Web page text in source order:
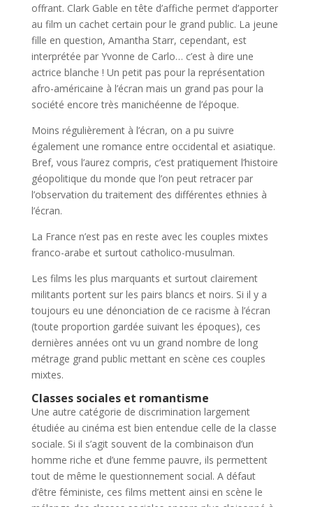
offrant. Clark Gable en tête d’affiche permet d’apporter
au film un cachet certain pour le grand public. La jeune
fille en question, Amantha Starr, cependant, est
interprétée par Yvonne de Carlo… c’est à dire une
actrice blanche ! Un petit pas pour la représentation
afro-américaine à l’écran mais un grand pas pour la
société encore très manichéenne de l’époque.
Moins régulièrement à l’écran, on a pu suivre
également une romance entre occidental et asiatique.
Bref, vous l’aurez compris, c’est pratiquement l’histoire
géopolitique du monde que l’on peut retracer par
l’observation du traitement des différentes ethnies à
l’écran.
La France n’est pas en reste avec les couples mixtes
franco-arabe et surtout catholico-musulman.
Les films les plus marquants et surtout clairement
militants portent sur les pairs blancs et noirs. Si il y a
toujours eu une dénonciation de ce racisme à l’écran
(toute proportion gardée suivant les époques), ces
dernières années ont vu un grand nombre de long
métrage grand public mettant en scène ces couples
mixtes.
Classes sociales et romantisme
Une autre catégorie de discrimination largement
étudiée au cinéma est bien entendue celle de la classe
sociale. Si il s’agit souvent de la combinaison d’un
homme riche et d’une femme pauvre, ils permettent
tout de même le questionnement social. A défaut
d’être féministe, ces films mettent ainsi en scène le